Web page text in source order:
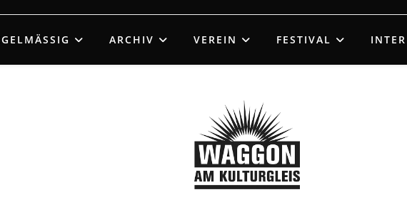
ARCHIV VEREIN FESTIVAL